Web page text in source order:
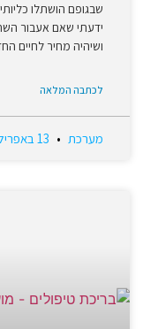
שבגופם הושתלו
ידעתי שאם אעבור
ושיהיה מחיר לחיים
לכתבה המלאה
מערכת